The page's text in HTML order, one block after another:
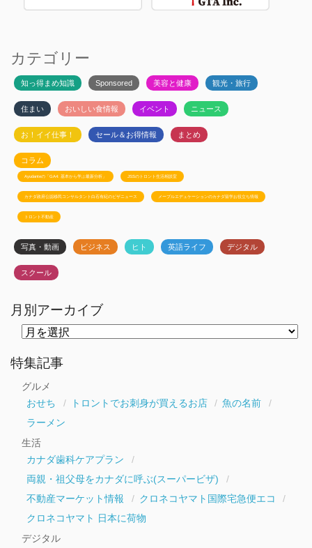
カテゴリー
知っ得まめ知識 Sponsored 美容と健康 観光・旅行
住まい おいしい食情報 イベント ニュース
お！イイ仕事！ セール＆お得情報 まとめ
コラム
Ayudanteの「GA4: 基本から学ぶ最新分析」 JSSのトロント生活相談室
カナダ政府公認移民コンサルタント白石有紀のビザニュース メープルエデュケーションのカナダ留学お役立ち情報
トロント不動産
写真・動画 ビジネス ヒト 英語ライフ デジタル
スクール
月別アーカイブ
ー
カ
特集記事
グルメ
おせち
トロントでお刺身が買えるお店
魚の名前
ラーメン
生活
カナダ歯科ケアプラン
両親・祖父母をカナダに呼ぶ(スーパービザ)
不動産マーケット情報
クロネコヤマト国際宅急便エコ
クロネコヤマト 日本に荷物
デジタル